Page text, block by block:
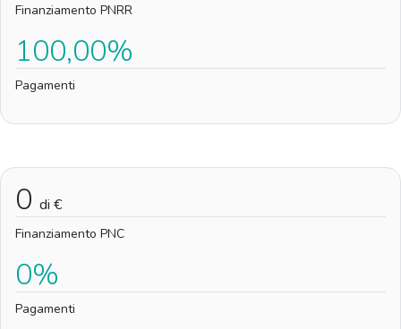
Finanziamento PNRR
100,00%
Pagamenti
0 di €
Finanziamento PNC
0%
Pagamenti